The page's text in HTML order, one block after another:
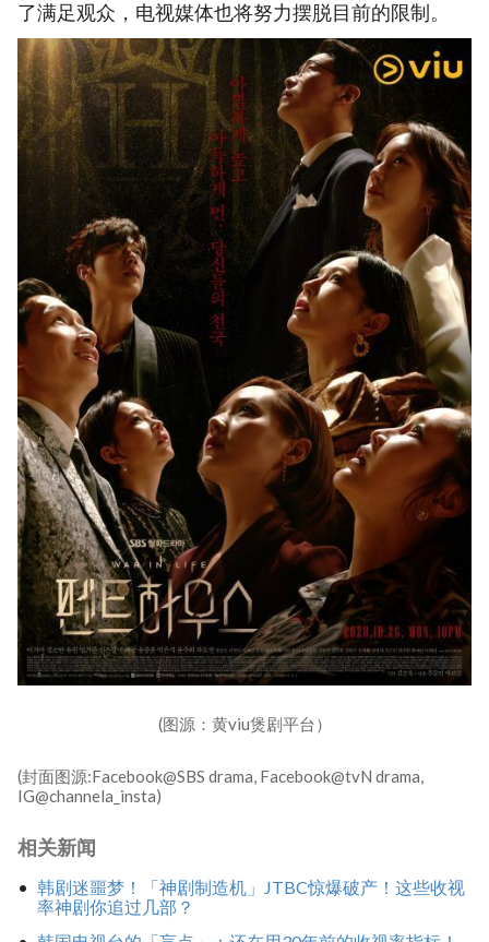
了满足观众，电视媒体也将努力摆脱目前的限制。
(图源：黄viu煲剧平台）
(封面图源:Facebook@SBS drama, Facebook@tvN drama,
IG@channela_insta)
相关新闻
韩剧迷噩梦！「神剧制造机」JTBC惊爆破产！这些收视
率神剧你追过几部？